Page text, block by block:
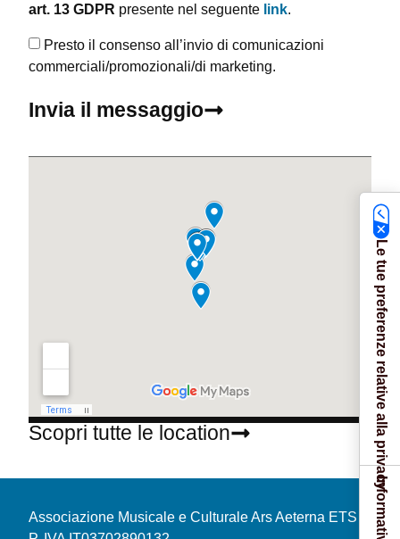
art. 13 GDPR presente nel seguente link.
Presto il consenso all’invio di comunicazioni
commerciali/promozionali/di marketing.
Invia il messaggio
Scopri tutte le location
Associazione Musicale e Culturale Ars Aeterna ETS
Le tue preferenze relative alla privacy